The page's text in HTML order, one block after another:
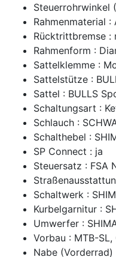
Steuerrohrwinkel
Rahmenmaterial :
Rücktrittbremse :
Rahmenform :
Sattelklemme :
Sattelstütze :
Sattel : BULLS
Schaltungsart :
Schlauch :
Schalthebel :
SP Connect : ja
Steuersatz : FSA
Schaltwerk :
Kurbelgarnitur :
Umwerfer :
Vorbau : MTB-
Nabe (Vorderrad)